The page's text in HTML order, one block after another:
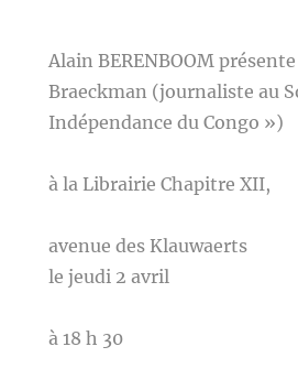
Alain BERENBOOM
Braeckman (journaliste au
Indépendance du Congo »)
à la Librairie Chapitre XII,
avenue des Klauwaerts
le jeudi 2 avril
à 18 h 30